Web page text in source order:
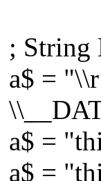
; String
a$ =
a$ =
a$ =